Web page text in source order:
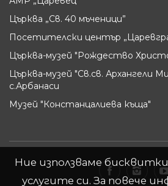
Църква „Св. 40 мъченици”
Посетителски център
Църква-музей "Рождество
Църква-музей "Св.св. Архангели
с.Арбанаси
Музей "Констанцалиева къща"
Ние използваме
услугите си. За повече